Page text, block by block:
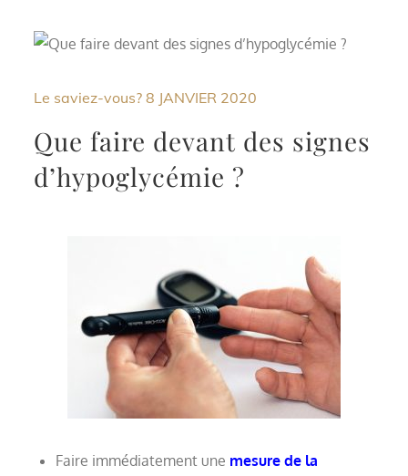
Le saviez-vous? 8 JANVIER 2020
Que faire devant des signes
d’hypoglycémie ?
Faire immédiatement une mesure de la